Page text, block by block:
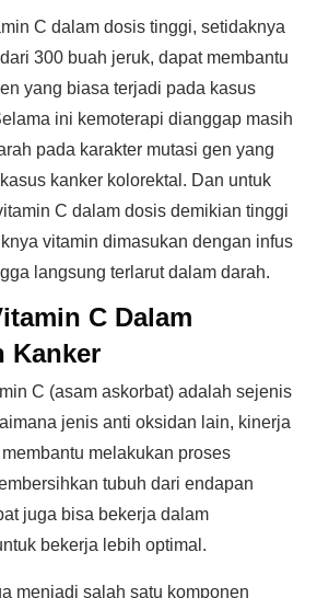
C dalam dosis tinggi, setidaknya
300 buah jeruk, dapat membantu
yang biasa terjadi pada kasus
ini kemoterapi dianggap masih
pada karakter mutasi gen yang
kanker kolorektal. Dan untuk
C dalam dosis demikian tinggi
vitamin dimasukan dengan infus
langsung terlarut dalam darah.
C Dalam
Kanker
C (asam askorbat) adalah sejenis
jenis anti oksidan lain, kinerja
melakukan proses
tubuh dari endapan
juga bisa bekerja dalam
bekerja lebih optimal.
menjadi salah satu komponen